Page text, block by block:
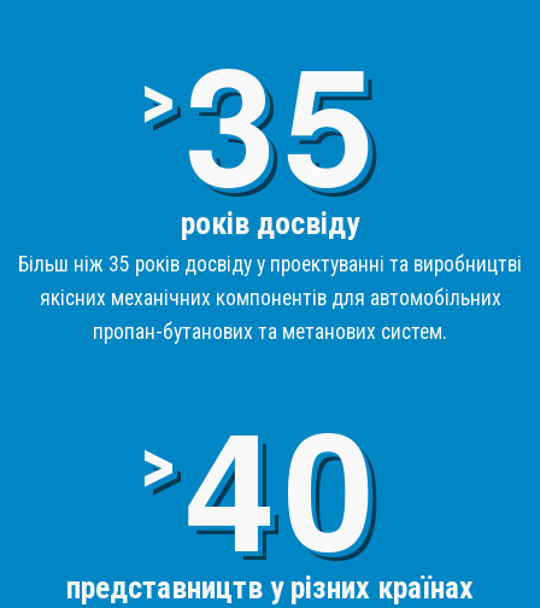
>3
років досвіду
Більш ніж 35 років досвіду у проектуванні та виробництві
якісних механічних компонентів для автомобільних
пропан-бутанових та метанових систем.
>4
представництв у різних країнах